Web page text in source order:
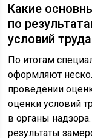
Какие
по
условий
По итогам
оформляют
проведении
оценки условий
в органы
результаты